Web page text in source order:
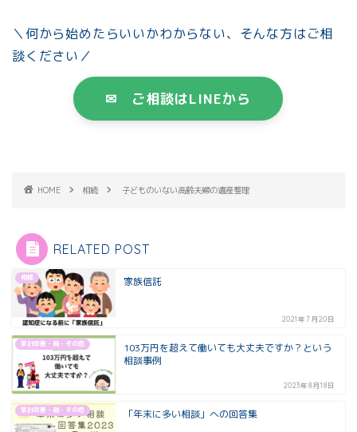
＼何から始めたらいいかわからない、そんな方はご相
談ください／
✉ ご相談はLINEから
HOME 相続 子どものいない高齢夫婦の遺産整理
RELATED POST
相続 家族信託
2021年7月20日
家計改善・税・その他
103万円を超えて働いても大丈夫ですか？という
相談事例
2023年8月18日
家計改善・税・その他 「年末に多い相談」への回答集